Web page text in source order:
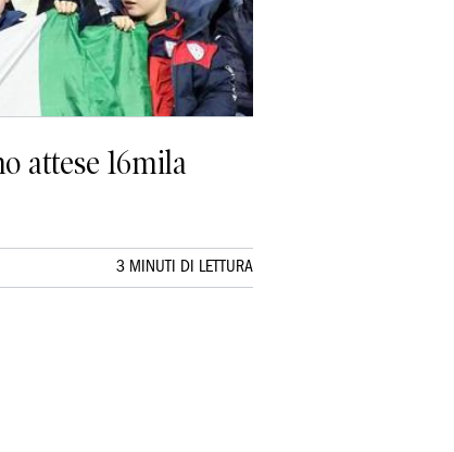
attese 16mila
3 MINUTI DI LETTURA